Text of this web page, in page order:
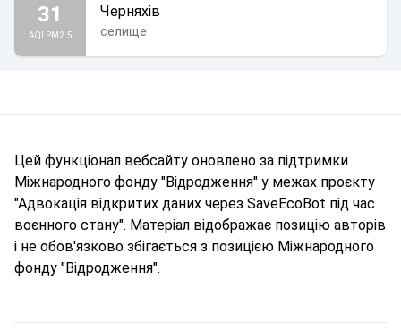
31
AQI PM2.5
Черняхів
селище
Цей функціонал вебсайту оновлено за підтримки
Міжнародного фонду "Відродження" у межах проєкту
"Адвокація відкритих даних через SaveEcoBot під час
воєнного стану". Матеріал відображає позицію авторів
і не обов'язково збігається з позицією Міжнародного
фонду "Відродження".